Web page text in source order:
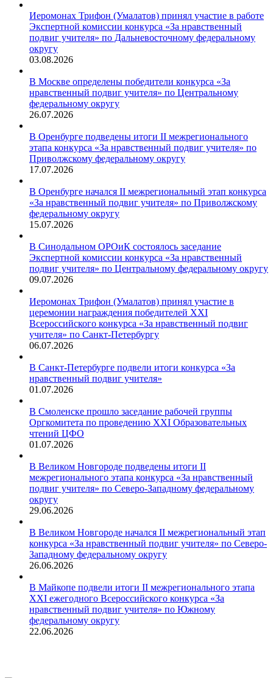
Иеромонах Трифон (Умалатов) принял участие в работе
Экспертной комиссии конкурса «За нравственный
подвиг учителя» по Дальневосточному федеральному
округу
03.08.2026
В Москве определены победители конкурса «За
нравственный подвиг учителя» по Центральному
федеральному округу
26.07.2026
В Оренбурге подведены итоги II межрегионального
этапа конкурса «За нравственный подвиг учителя» по
Приволжскому федеральному округу
17.07.2026
В Оренбурге начался II межрегиональный этап конкурса
«За нравственный подвиг учителя» по Приволжскому
федеральному округу
15.07.2026
В Синодальном ОРОиК состоялось заседание
Экспертной комиссии конкурса «За нравственный
подвиг учителя» по Центральному федеральному округу
09.07.2026
Иеромонах Трифон (Умалатов) принял участие в
церемонии награждения победителей XXI
Всероссийского конкурса «За нравственный подвиг
учителя» по Санкт-Петербургу
06.07.2026
В Санкт-Петербурге подвели итоги конкурса «За
нравственный подвиг учителя»
01.07.2026
В Смоленске прошло заседание рабочей группы
Оргкомитета по проведению XXI Образовательных
чтений ЦФО
01.07.2026
В Великом Новгороде подведены итоги II
межрегионального этапа конкурса «За нравственный
подвиг учителя» по Северо-Западному федеральному
округу
29.06.2026
В Великом Новгороде начался II межрегиональный этап
конкурса «За нравственный подвиг учителя» по Северо-
Западному федеральному округу
26.06.2026
В Майкопе подвели итоги II межрегионального этапа
XXI ежегодного Всероссийского конкурса «За
нравственный подвиг учителя» по Южному
федеральному округу
22.06.2026